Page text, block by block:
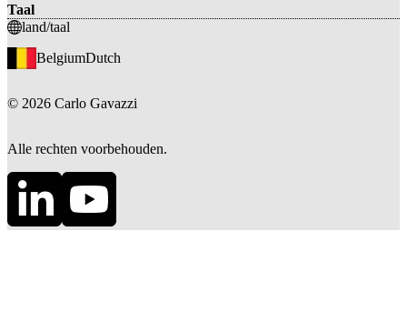
Taal
land/taal
BelgiumDutch
© 2026 Carlo Gavazzi
Alle rechten voorbehouden.